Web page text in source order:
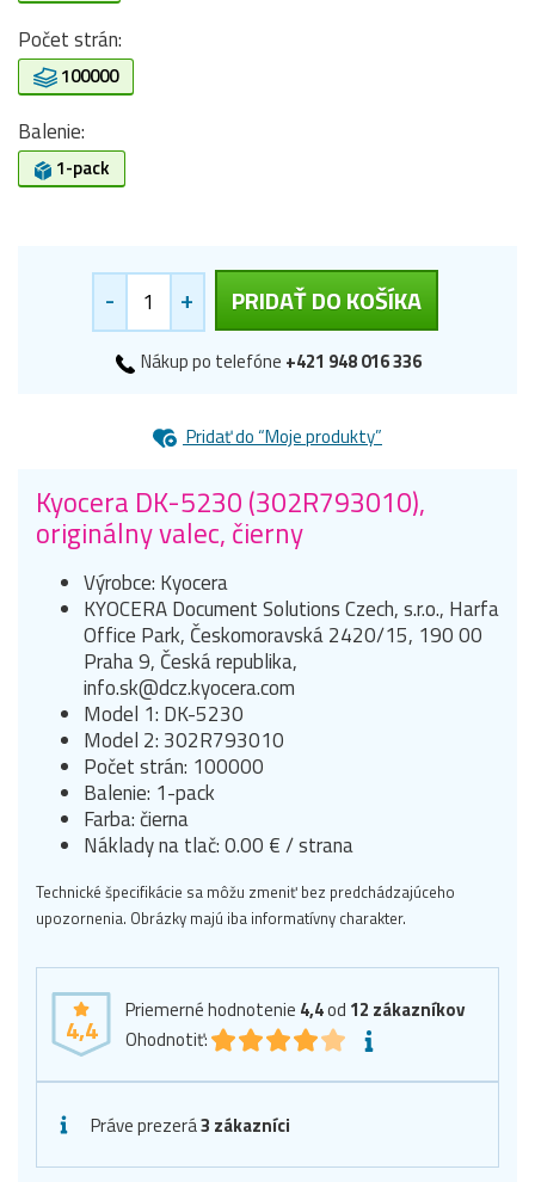
Počet strán:
100000
Balenie:
1-pack
- + PRIDAŤ DO KOŠÍKA
Nákup po telefóne +421 948 016 336
Pridať do “Moje produkty”
Kyocera DK-5230 (302R793010),
originálny valec, čierny
Výrobce: Kyocera
KYOCERA Document Solutions Czech, s.r.o., Harfa
Office Park, Českomoravská 2420/15, 190 00
Praha 9, Česká republika,
info.sk@dcz.kyocera.com
Model 1: DK-5230
Model 2: 302R793010
Počet strán: 100000
Balenie: 1-pack
Farba: čierna
Náklady na tlač: 0.00 € / strana
Technické špecifikácie sa môžu zmeniť bez predchádzajúceho
upozornenia. Obrázky majú iba informatívny charakter.
4,4
Priemerné hodnotenie 4,4od 12 zákazníkov
Ohodnotiť:
Práve prezerá3 zákazníci